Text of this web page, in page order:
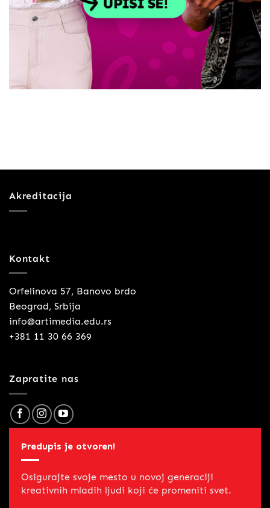
Akreditacija
Kontakt
Orfelinova 57, Banovo brdo
Beograd, Srbija
info@artimedia.edu.rs
+381 11 30 66 369
Zapratite nas
Predupis je otvoren!
Osigurajte svoje mesto u novoj generaciji
kreativnih mladih ljudi koji će promeniti svet.